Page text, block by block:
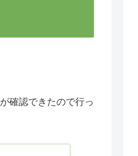
確認できたので行っ